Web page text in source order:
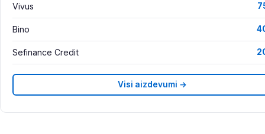
Vivus
Bino
Sefinance Credit
Visi aizdevumi →